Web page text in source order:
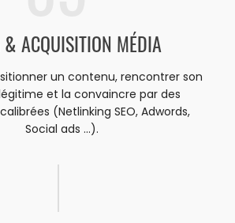
ACQUISITION MÉDIA
un contenu, rencontrer son
et la convaincre par des
(Netlinking SEO, Adwords,
Social ads ...).